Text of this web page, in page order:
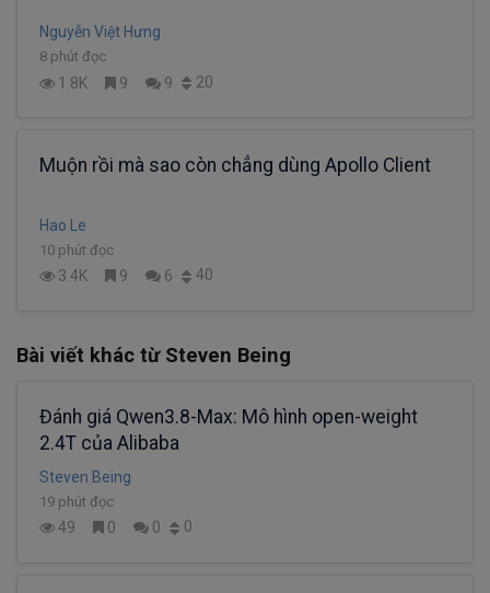
Nguyễn Việt Hưng
8 phút đọc
1.8K 9 9 20
Muộn rồi mà sao còn chẳng dùng Apollo Client
Hao Le
10 phút đọc
3.4K 9 6 40
Bài viết khác từ Steven Being
Đánh giá Qwen3.8-Max: Mô hình open-weight
2.4T của Alibaba
Steven Being
19 phút đọc
49 0 0 0